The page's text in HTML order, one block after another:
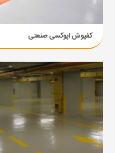
کفپوش اپوکسی صنعتی